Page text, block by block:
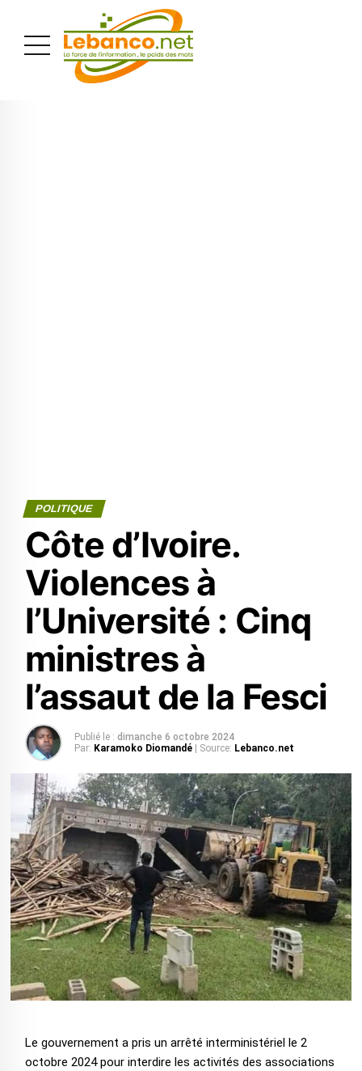
POLITIQUE
Côte d’Ivoire.
Violences à
l’Université : Cinq
ministres à
l’assaut de la Fesci
Publié le : dimanche 6 octobre 2024
Par: Karamoko Diomandé | Source: Lebanco.net
Le gouvernement a pris un arrêté interministériel le 2
octobre 2024 pour interdire les activités des associations